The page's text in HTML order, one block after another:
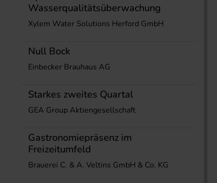
Wasserqualitätsüberwachung
Xylem Water Solutions Herford GmbH
Null Bock
Einbecker Brauhaus AG
Starkes zweites Quartal
GEA Group Aktiengesellschaft
Gastronomiepräsenz im
Freizeitumfeld
Brauerei C. & A. Veltins GmbH & Co. KG